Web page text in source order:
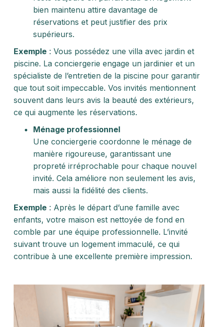
bien maintenu attire davantage de
réservations et peut justifier des prix
supérieurs.
Exemple : Vous possédez une villa avec jardin et
piscine. La conciergerie engage un jardinier et un
spécialiste de l’entretien de la piscine pour garantir
que tout soit impeccable. Vos invités mentionnent
souvent dans leurs avis la beauté des extérieurs,
ce qui augmente les réservations.
Ménage professionnel
Une conciergerie coordonne le ménage de
manière rigoureuse, garantissant une
propreté irréprochable pour chaque nouvel
invité. Cela améliore non seulement les avis,
mais aussi la fidélité des clients.
Exemple : Après le départ d’une famille avec
enfants, votre maison est nettoyée de fond en
comble par une équipe professionnelle. L’invité
suivant trouve un logement immaculé, ce qui
contribue à une excellente première impression.